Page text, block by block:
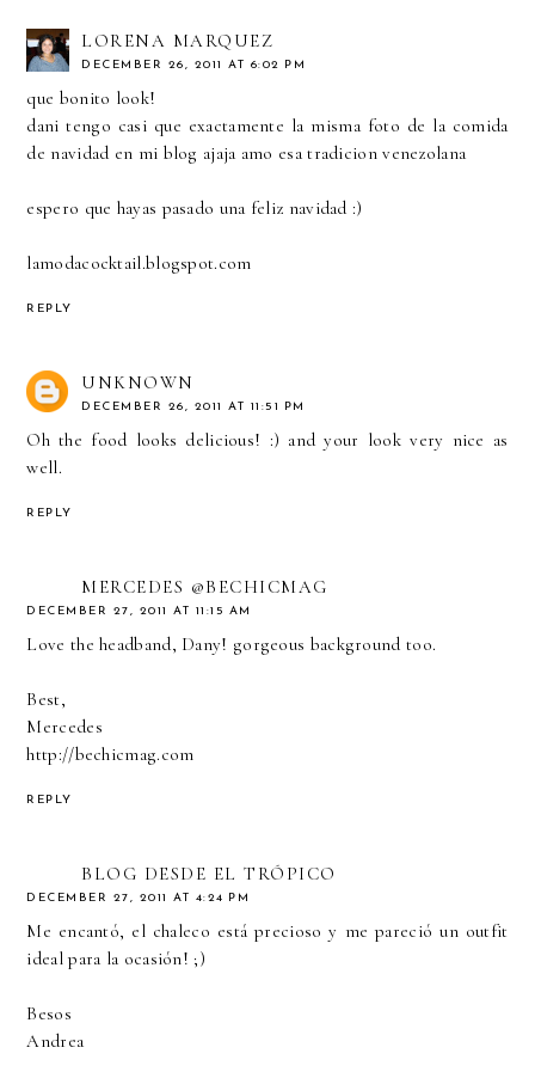
LORENA MARQUEZ
DECEMBER 26, 2011 AT 6:02 PM
que bonito look!
dani tengo casi que exactamente la misma foto de la comida
de navidad en mi blog ajaja amo esa tradicion venezolana
espero que hayas pasado una feliz navidad :)
lamodacocktail.blogspot.com
REPLY
UNKNOWN
DECEMBER 26, 2011 AT 11:51 PM
Oh the food looks delicious! :) and your look very nice as
well.
REPLY
MERCEDES @BECHICMAG
DECEMBER 27, 2011 AT 11:15 AM
Love the headband, Dany! gorgeous background too.
Best,
Mercedes
http://bechicmag.com
REPLY
BLOG DESDE EL TRÓPICO
DECEMBER 27, 2011 AT 4:24 PM
Me encantó, el chaleco está precioso y me pareció un outfit
ideal para la ocasión! ;)
Besos
Andrea